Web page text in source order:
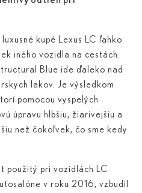
kupé Lexus LC ľahko
iného vozidla na cestách.
Blue ide ďaleko nad
lakov. Je výsledkom
pomocou vyspelých
úpravu hlbšiu, žiarivejšiu a
než čokoľvek, čo sme kedy
použitý pri vozidlách LC
v roku 2016, vzbudil